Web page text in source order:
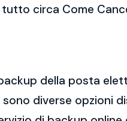
circa Come
della posta
diverse opzioni